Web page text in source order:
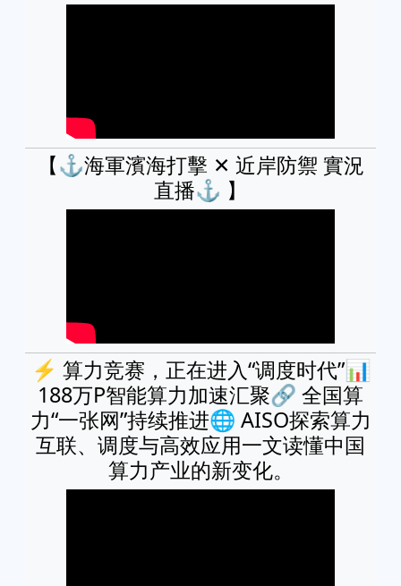
【⚓️海軍濱海打擊 ✕ 近岸防禦 實況
直播⚓ 】
⚡ 算力竞赛，正在进入“调度时代”📊
188万P智能算力加速汇聚🔗 全国算
力“一张网”持续推进🌐 AISO探索算力
互联、调度与高效应用一文读懂中国
算力产业的新变化。